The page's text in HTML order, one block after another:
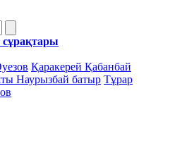
сұрақтары
Қаракерей Қабанбай
Наурызбай батыр Тұрар